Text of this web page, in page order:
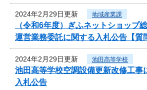
2024年2月29日更新 地域産業課
（令和6年度）ぎふネットショップ
運営業務委託に関する入札公告【質
2024年2月29日更新 池田高等学校
池田高等学校空調設備更新改修工事
入札公告